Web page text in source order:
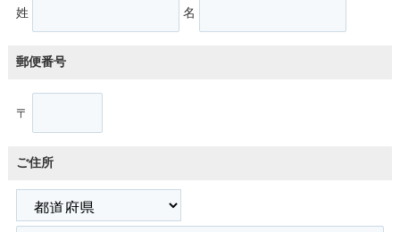
姓 名
郵便番号
〒
ご住所